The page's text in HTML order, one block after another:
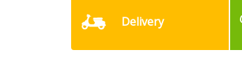
Delivery